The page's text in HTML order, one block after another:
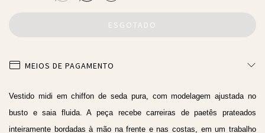
MEIOS DE PAGAMENTO
Vestido midi em chiffon de seda pura, com modelagem ajustada no
busto e saia fluida. A peça recebe carreiras de paetês prateados
inteiramente bordadas à mão na frente e nas costas, em um trabalho